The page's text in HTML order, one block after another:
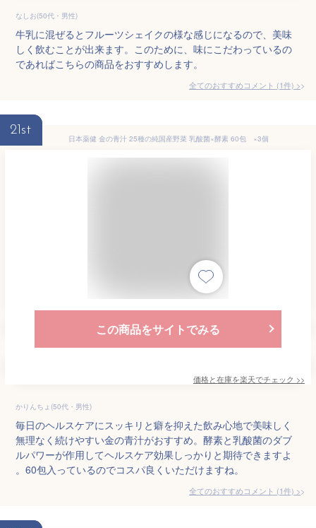
なしお(50代・男性)
牛乳に混ぜるとフルーツシェイクの様な感じになるので、美味
しく飲むことが出来ます。このために、味にこだわっているの
であればこちらの商品をおすすめします。
全てのおすすめコメント (1件) >
21st
日本薬健 金の青汁 25種の純国産野菜 乳酸菌×酵素 60包 ×3個
この商品をサイトでみる
価格と在庫を楽天でチェック >>
かりんちょ(50代・男性)
毎日のヘルスケアにスッキリと癖を抑えた飲み心地で美味しく
無理なく続けやすい金の青汁がおすすめ。酵素と乳酸菌のダブ
ルパワーが作用してヘルスケア効果しっかりと期待できますよ
。60包入っているのでコスパ良くいただけますね。
全てのおすすめコメント (1件) >